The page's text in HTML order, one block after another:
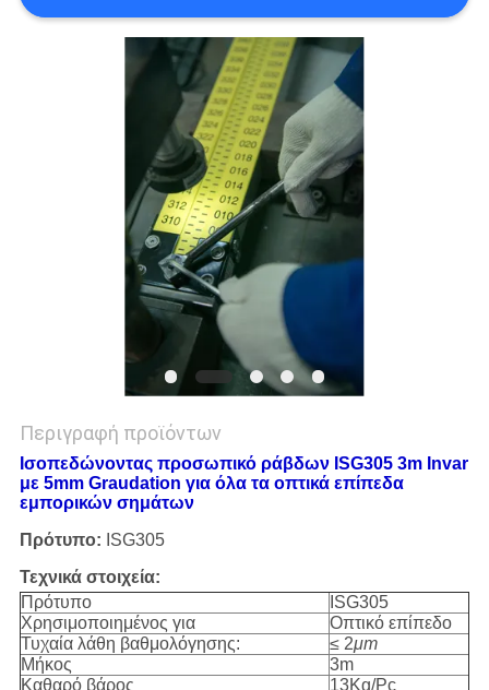
PRIVACY
Περιγραφή προϊόντων
Ισοπεδώνοντας προσωπικό ράβδων ISG305 3m Invar
με 5mm Graudation για όλα τα οπτικά επίπεδα
εμπορικών σημάτων
Πρότυπο: ISG305
Τεχνικά στοιχεία:
Πρότυπο
ISG305
Χρησιμοποιημένος για
Οπτικό επίπεδο
Τυχαία λάθη βαθμολόγησης:
≤ 2μm
Μήκος
3m
Καθαρό βάρος
13Kg/Pc